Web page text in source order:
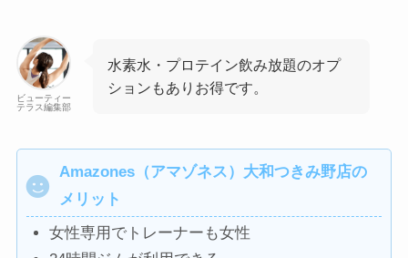
ビューティー
テラス編集部
水素水・プロテイン飲み放題のオプ
ションもありお得です。
Amazones（アマゾネス）大和つきみ野店の
メリット
女性専用でトレーナーも女性